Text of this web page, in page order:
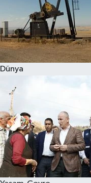
Dünya
Eğitim
Hava Durumu
Kadın
Kültür Sanat
Sağlık
Siyaset